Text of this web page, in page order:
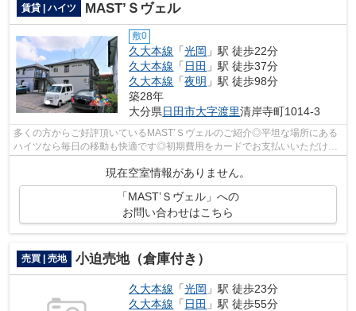
賃貸 | ハイツ MAST’Ｓヴェル
敷0
久大本線 「光岡 」駅 徒歩22分
久大本線 「 日田 」駅 徒歩37分
久大本線 「夜明 」駅 徒歩98分
築28年
大分県日田市大字渡里清岸寺町1014-3
多くの方からご好評頂いているMAST’Ｓヴェルのご紹介◎平坦な場所にある
ハイツなら毎日の移動も快適です◎初期費用をカードでお支払いいただける
現在空室情報がありません。
「MAST’Ｓヴェル」への
お問い合わせはこちら
売買 | 売地 小迫売地（倉庫付き）
久大本線 「光岡 」駅 徒歩23分
久大本線 「 日田 」駅 徒歩55分